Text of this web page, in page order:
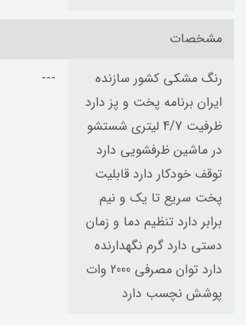
مشخصات
رنگ مشکی کشور سازنده
ایران برنامه پخت و پز دارد
ظرفیت 4/7 لیتری شستشو
در ماشین ظرفشویی دارد
توقف خودکار دارد قابلیت
پخت سریع تا یک و نیم
برابر دارد تنظیم دما و زمان
دستی دارد گرم نگهدارنده
دارد توان مصرفی 2000 وات
پوشش نچسب دارد
---